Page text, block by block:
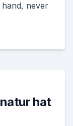
never
hat